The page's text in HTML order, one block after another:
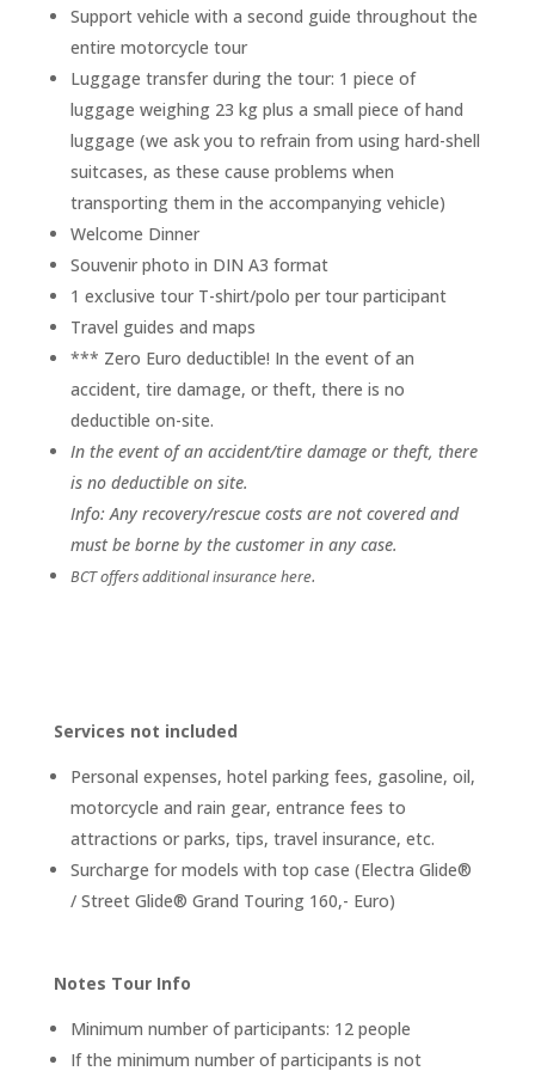
Support vehicle with a second guide throughout the
entire motorcycle tour
Luggage transfer during the tour: 1 piece of
luggage weighing 23 kg plus a small piece of hand
luggage (we ask you to refrain from using hard-shell
suitcases, as these cause problems when
transporting them in the accompanying vehicle)
Welcome Dinner
Souvenir photo in DIN A3 format
1 exclusive tour T-shirt/polo per tour participant
Travel guides and maps
*** Zero Euro deductible! In the event of an
accident, tire damage, or theft, there is no
deductible on-site.
In the event of an accident/tire damage or theft, there
is no deductible on site.
Info: Any recovery/rescue costs are not covered and
must be borne by the customer in any case.
BCT offers additional insurance here.
Services not included
Personal expenses, hotel parking fees, gasoline, oil,
motorcycle and rain gear, entrance fees to
attractions or parks, tips, travel insurance, etc.
Surcharge for models with top case (Electra Glide®
/ Street Glide® Grand Touring 160,- Euro)
Notes Tour Info
Minimum number of participants: 12 people
If the minimum number of participants is not